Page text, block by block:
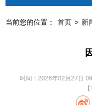
当前您的位置： 首页 > 新
时间：2026年02月27日